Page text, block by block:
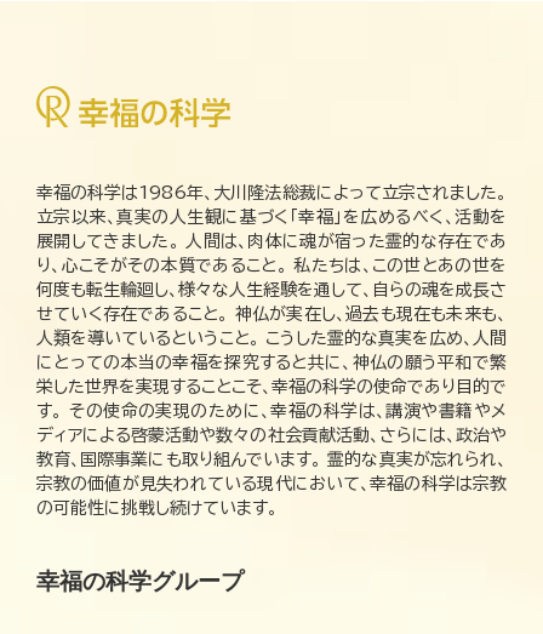
幸福の科学は1986年、大川隆法総裁によって立宗されました。
立宗以来、真実の人生観に基づく「幸福」を広めるべく、活動を
展開してきました。 人間は、肉体に魂が宿った霊的な存在であ
り、心こそがその本質であること。 私たちは、この世とあの世を
何度も転生輪廻し、様々な人生経験を通して、自らの魂を成長さ
せていく存在であること。 神仏が実在し、過去も現在も未来も、
人類を導いているということ。 こうした霊的な真実を広め、人間
にとっての本当の幸福を探究すると共に、神仏の願う平和で繁
栄した世界を実現することこそ、幸福の科学の使命であり目的で
す。 その使命の実現のために、幸福の科学は、講演や書籍やメ
ディアによる啓蒙活動や数々の社会貢献活動、さらには、政治や
教育、国際事業にも取り組んでいます。 霊的な真実が忘れられ、
宗教の価値が見失われている現代において、幸福の科学は宗教
の可能性に挑戦し続けています。
幸福の科学グループ